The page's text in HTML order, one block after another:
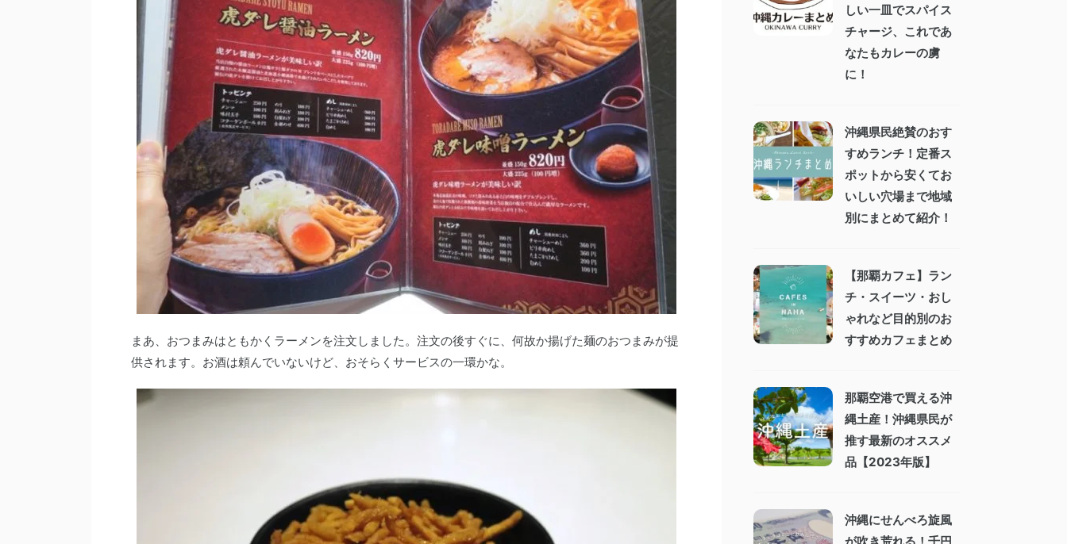
まあ、おつまみはともかくラーメンを注文しました。注文の後すぐに、何故か揚げた麺のおつまみが提
供されます。お酒は頼んでいないけど、おそらくサービスの一環かな。
しい一皿でスパイス
チャージ、これであ
なたもカレーの虜
に！
沖縄県民絶賛のおす
すめランチ！定番ス
ポットから安くてお
いしい穴場まで地域
別にまとめて紹介！
【那覇カフェ】ラン
チ・スイーツ・おし
ゃれなど目的別のお
すすめカフェまとめ
那覇空港で買える沖
縄土産！沖縄県民が
推す最新のオススメ
品【2023年版】
沖縄にせんべろ旋風